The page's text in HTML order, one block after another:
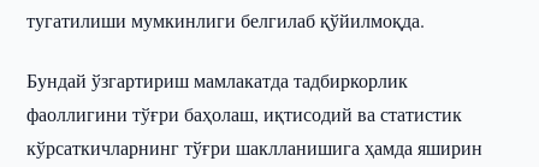
тугатилиши мумкинлиги белгилаб қўйилмоқда.
Бундай ўзгартириш мамлакатда тадбиркорлик
фаоллигини тўғри баҳолаш, иқтисодий ва статистик
кўрсаткичларнинг тўғри шаклланишига ҳамда яширин